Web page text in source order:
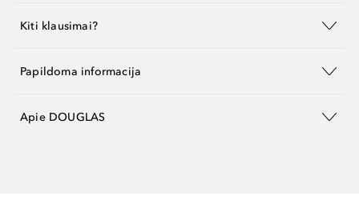
Kiti klausimai?
Papildoma informacija
Apie DOUGLAS